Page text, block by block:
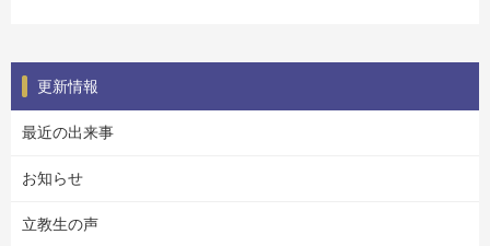
更新情報
最近の出来事
お知らせ
立教生の声